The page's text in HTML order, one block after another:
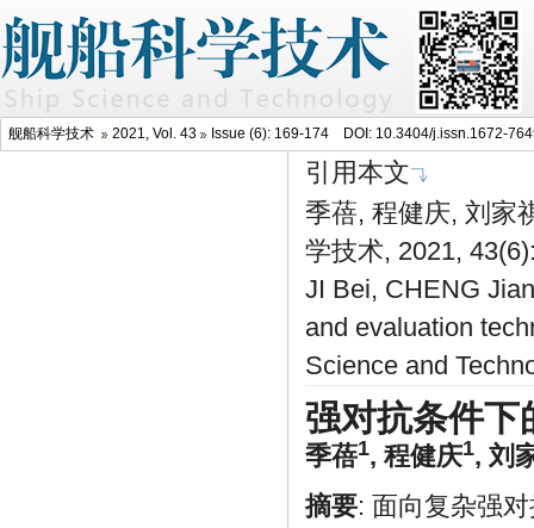
舰船科学技术 2021, Vol. 43 Issue (6): 169-174 DOI: 10.3404/j.issn.1672-
引用本文
季蓓, 程健庆, 刘家
学技术, 2021,
JI Bei, CHENG
and evaluation
Science and
强对抗条件下
季蓓1, 程健庆1, 刘
摘要: 面向复杂强